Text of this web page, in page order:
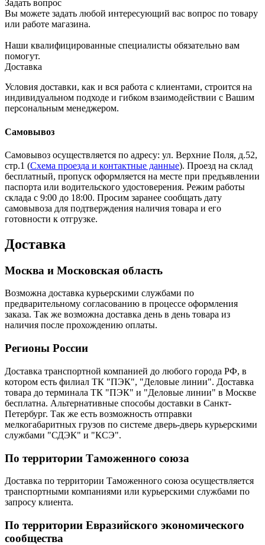
Задать вопрос
Вы можете задать любой интересующий вас вопрос по товару
или работе магазина.
Наши квалифицированные специалисты обязательно вам
помогут.
Доставка
Условия доставки, как и вся работа с клиентами, строится на
индивидуальном подходе и гибком взаимодействии с Вашим
персональным менеджером.
Самовывоз
Самовывоз осуществляется по адресу: ул. Верхние Поля, д.52,
стр.1 (Схема проезда и контактные данные). Проезд на склад
бесплатный, пропуск оформляется на месте при предъявлении
паспорта или водительского удостоверения. Режим работы
склада с 9:00 до 18:00. Просим заранее сообщать дату
самовывоза для подтверждения наличия товара и его
готовности к отгрузке.
Доставка
Москва и Московская область
Возможна доставка курьерскими службами по
предварительному согласованию в процессе оформления
заказа. Так же возможна доставка день в день товара из
наличия после прохождению оплаты.
Регионы России
Доставка транспортной компанией до любого города РФ, в
котором есть филиал ТК "ПЭК", "Деловые линии". Доставка
товара до терминала ТК "ПЭК" и "Деловые линии" в Москве
бесплатна. Альтернативные способы доставки в Санкт-
Петербург. Так же есть возможность отправки
мелкогабаритных грузов по системе дверь-дверь курьерскими
службами "СДЭК" и "КСЭ".
По территории Таможенного союза
Доставка по территории Таможенного союза осуществляется
транспортными компаниями или курьерскими службами по
запросу клиента.
По территории Евразийского экономического
сообщества